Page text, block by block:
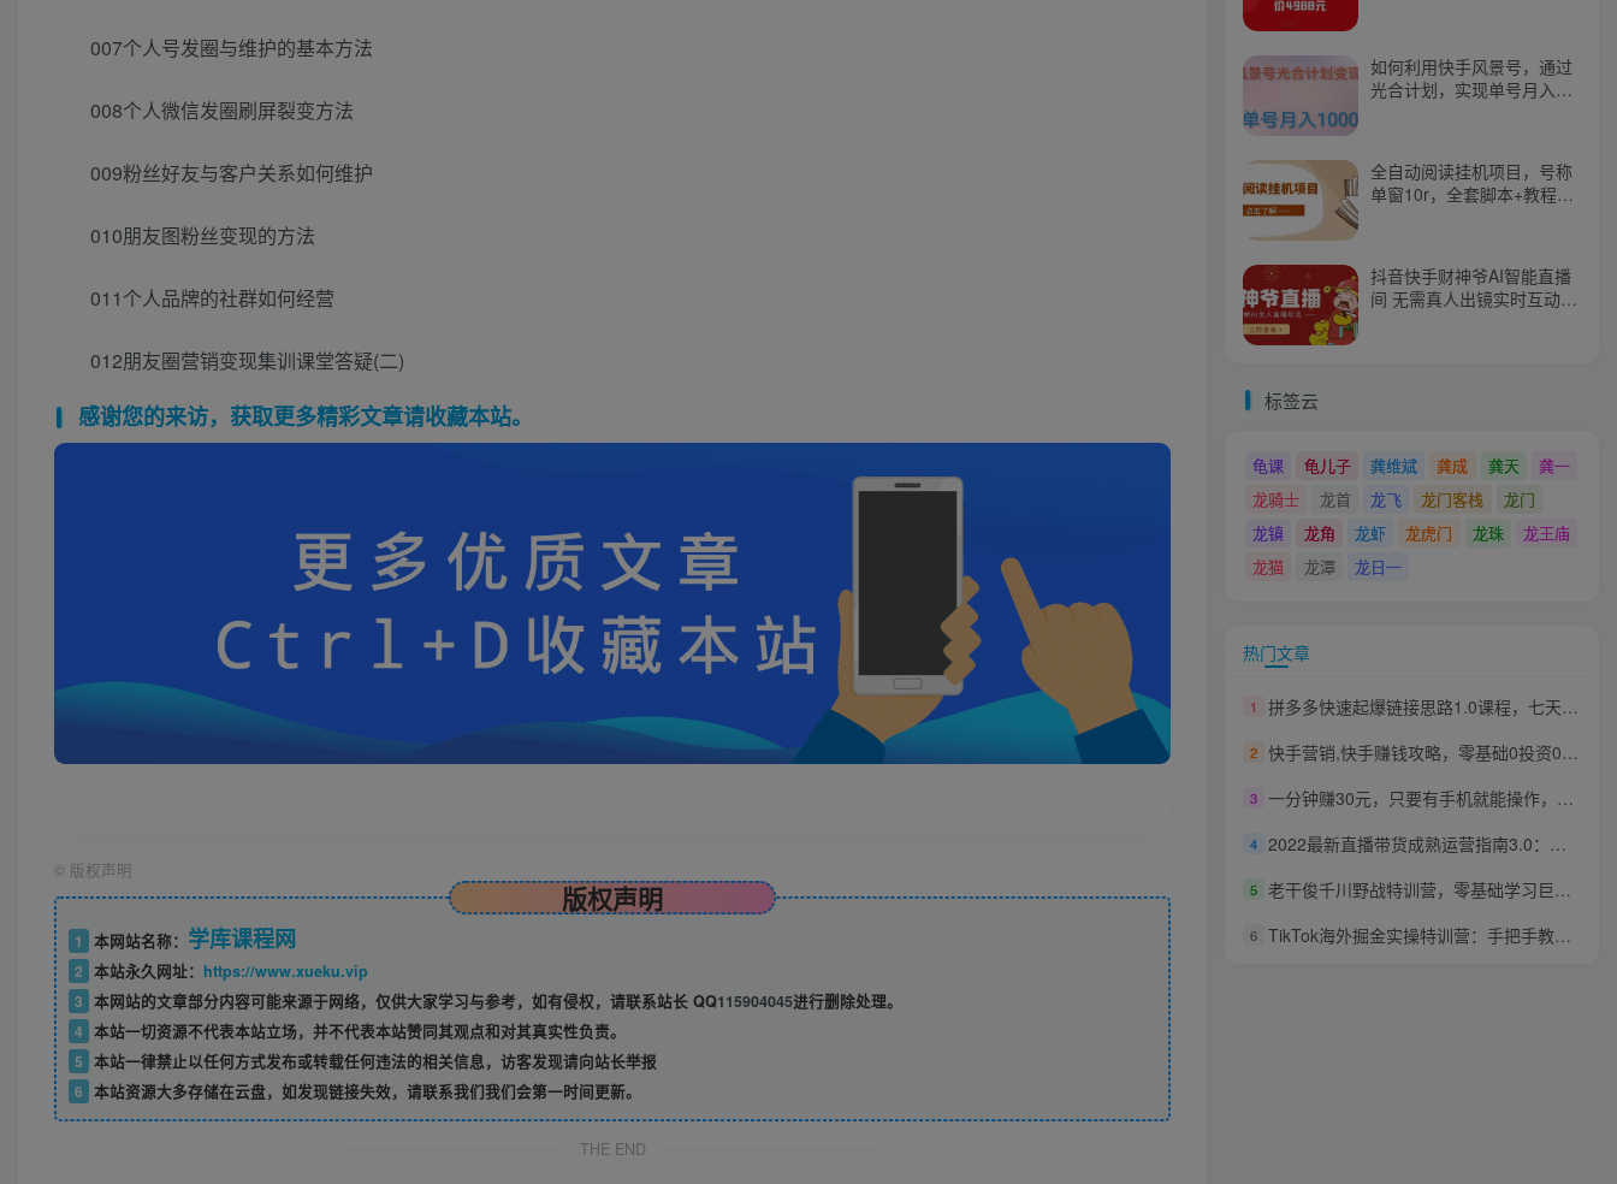
007个人号发圈与维护的基本方法
008个人微信发圈刷屏裂变方法
009粉丝好友与客户关系如何维护
010朋友图粉丝变现的方法
011个人品牌的社群如何经营
012朋友圈营销变现集训课堂答疑(二)
感谢您的来访，获取更多精彩文章请收藏本站。
© 版权声明
版权声明
1 本网站名称： 学库课程网
2 本站永久网址： https://www.xueku.vip
3 本网站的文章部分内容可能来源于网络，仅供大家学习与参考，如有侵权，请联系站长 QQ115904045进行删除处理。
4 本站一切资源不代表本站立场，并不代表本站赞同其观点和对其真实性负责。
5 本站一律禁止以任何方式发布或转载任何违法的相关信息，访客发现请向站长举报
6 本站资源大多存储在云盘，如发现链接失效，请联系我们我们会第一时间更新。
THE END
如何利用快手风景号，通过
光合计划，实现单号月入
全自动阅读挂机项目，号称
单窗10r，全套脚本+教程，
抖音快手财神爷AI智能直播
间 无需真人出镜实时互动
标签云
龟课 龟儿子 龚维斌 龚成 龚天
龚一
龙骑士
龙首 龙飞 龙门客栈
龙门
龙镇
龙角 龙虾 龙虎门 龙珠
龙王庙
龙猫
龙潭 龙日一
热门文章
1 拼多多快速起爆链接思路1.0课程，七天教你玩转拼夕夕，教你快速起爆链接
2 快手营销,快手赚钱攻略，零基础0投资0风险，普通人每月轻松多赚1万块！
3 一分钟赚30元，只要有手机就能操作，刚测试出炉的热乎项目
4 2022最新直播带货成熟运营指南3.0：趋势解析+浏量渠道+千川投放+私域商城
5 老干俊千川野战特训营，零基础学习巨量千川投放，从案例到实操（21节完整版）
6 TikTok海外掘金实操特训营：手把手教运营变现赚钱